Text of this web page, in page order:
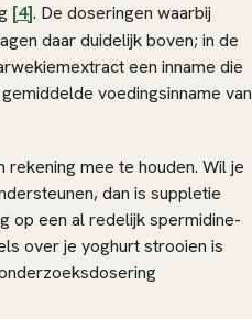
[4]. De doseringen waarbij
daar duidelijk boven; in de
een inname die
voedingsinname van
mee te houden. Wil je
dan is suppletie
op een al redelijk spermidine-
over je yoghurt strooien is